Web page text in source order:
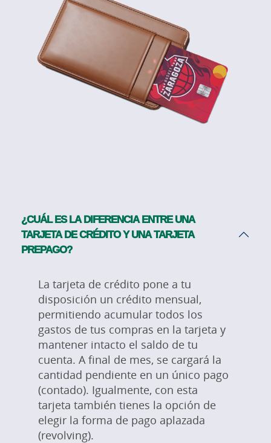
¿CUÁL ES LA DIFERENCIA ENTRE UNA
TARJETA DE CRÉDITO Y UNA TARJETA
PREPAGO?
La tarjeta de crédito pone a tu
disposición un crédito mensual,
permitiendo acumular todos los
gastos de tus compras en la tarjeta y
mantener intacto el saldo de tu
cuenta. A final de mes, se cargará la
cantidad pendiente en un único pago
(contado). Igualmente, con esta
tarjeta también tienes la opción de
elegir la forma de pago aplazada
(revolving).